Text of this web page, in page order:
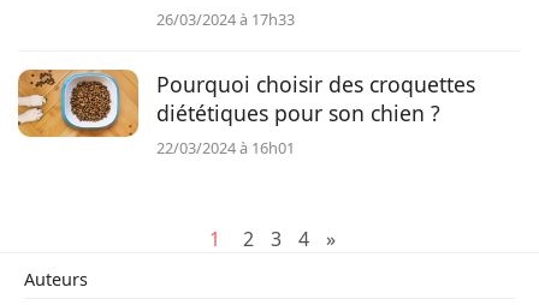
26/03/2024 à 17h33
Pourquoi choisir des croquettes
diététiques pour son chien ?
22/03/2024 à 16h01
1 2 3 4 »
Auteurs